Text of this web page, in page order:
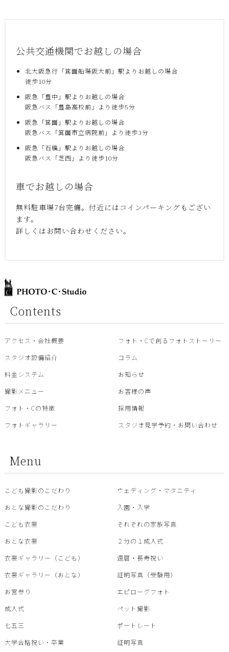
公共交通機関でお越しの場合
北大阪急行「箕面船場阪大前」駅よりお越しの場合
徒歩10分
阪急「豊中」駅よりお越しの場合
阪急バス「豊島高校前」より徒歩5分
阪急「箕面」駅よりお越しの場合
阪急バス「箕面市立病院前」より徒歩3分
阪急「石橋」駅よりお越しの場合
阪急バス「芝西」より徒歩10分
車でお越しの場合
無料駐車場7台完備。付近にはコインパーキングもござい
ます。
詳しくはお問い合わせください。
Contents
アクセス・会社概要
スタジオ設備紹介
料金システム
撮影メニュー
フォト・Cの特徴
フォトギャラリー
フォト・Cで創るフォトストーリー
コラム
お知らせ
お客様の声
採用情報
スタジオ見学予約・お問い合わせ
Menu
こども撮影のこだわり
おとな撮影のこだわり
こども衣裳
おとな衣裳
衣裳ギャラリー（こども）
衣裳ギャラリー（おとな）
お宮参り
成人式
七五三
大学合格祝い・卒業
ウェディング・マタニティ
入園・入学
それぞれの家族写真
２分の１成人式
還暦・⾧寿祝い
証明写真（受験用）
エピローグフォト
ペット撮影
ポートレート
証明写真